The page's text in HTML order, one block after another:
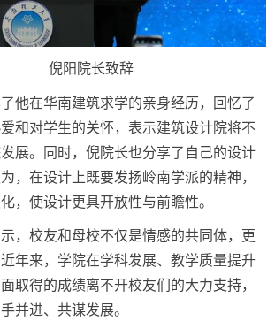
倪阳院长致辞
他在华南建筑求学的亲身经历，回忆了
和对学生的关怀，表示建筑设计院将不
展。同时，倪院长也分享了自己的设计
，在设计上既要发扬岭南学派的精神，
，使设计更具开放性与前瞻性。
，校友和母校不仅是情感的共同体，更
年来，学院在学科发展、教学质量提升
取得的成绩离不开校友们的大力支持，
并进、共谋发展。